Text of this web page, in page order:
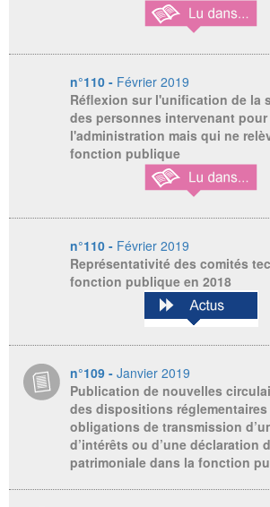
n°110 - Février 2019
Réflexion sur l'unification de la
des personnes intervenant
l'administration mais qui ne
fonction publique
n°110 - Février 2019
Représentativité des comités
fonction publique en 2018
n°109 - Janvier 2019
Publication de nouvelles
des dispositions
obligations de transmission
d’intérêts ou d’une déclaration
patrimoniale dans la fonction